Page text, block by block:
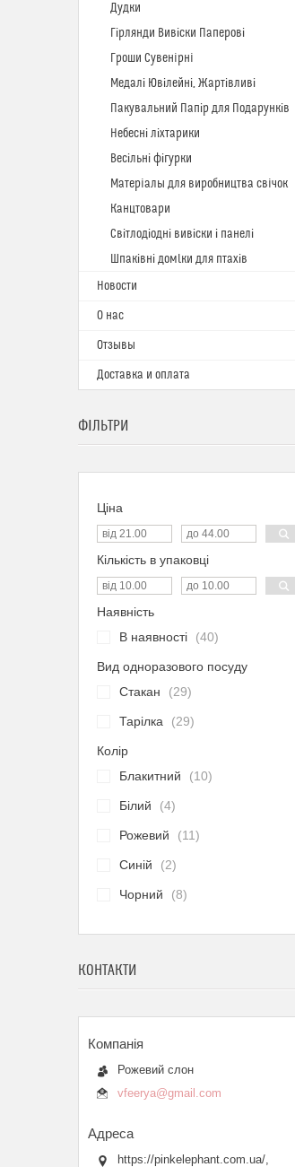
Дудки
Гірлянди Вивіски Паперові
Гроши Сувенiрнi
Медалі Ювілейні, Жартівливі
Пакувальний Папір для Подарунків
Небесні ліхтарики
Весільні фігурки
Матерiалы для виробництва свiчок
Канцтовари
Світлодіодні вивіски і панелі
Шпаківні домlки для птахів
Новости
О нас
Отзывы
Доставка и оплата
ФІЛЬТРИ
Ціна
Кількість в упаковці
Наявність
В наявності
40
Вид одноразового посуду
Стакан
29
Тарілка 29
Колір
Блакитний
10
Білий 4
Рожевий 11
Синій 2
Чорний 8
КОНТАКТИ
Рожевий слон
vfeerya@gmail.com
https://pinkelephant.com.ua/,